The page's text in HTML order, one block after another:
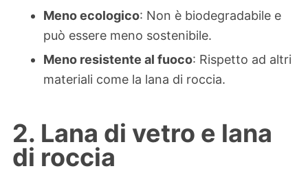
Meno ecologico: Non è biodegradabile e
può essere meno sostenibile.
Meno resistente al fuoco: Rispetto ad altri
materiali come la lana di roccia.
2. Lana di vetro e lana
di roccia